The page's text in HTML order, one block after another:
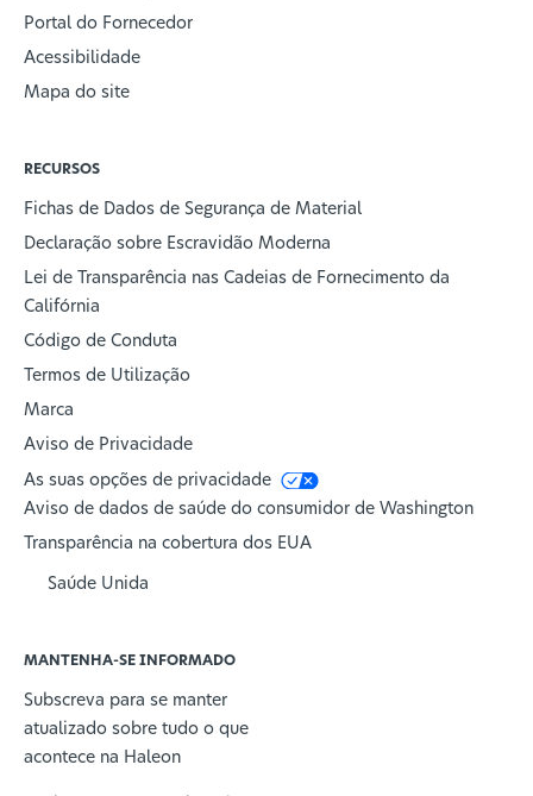
Portal do Fornecedor
Acessibilidade
Mapa do site
RECURSOS
Fichas de Dados de Segurança de Material
Declaração sobre Escravidão Moderna
Lei de Transparência nas Cadeias de Fornecimento da
Califórnia
Código de Conduta
Termos de Utilização
Marca
Aviso de Privacidade
As suas opções de privacidade
Aviso de dados de saúde do consumidor de Washington
Transparência na cobertura dos EUA
Saúde Unida
MANTENHA-SE INFORMADO
Subscreva para se manter
atualizado sobre tudo o que
acontece na Haleon